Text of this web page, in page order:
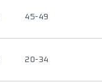
45-49
20-34